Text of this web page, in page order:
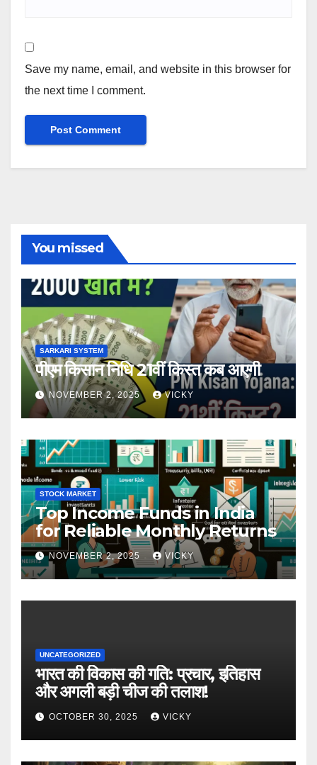
Save my name, email, and website in this browser for
the next time I comment.
You missed
SARKARI SYSTEM
पीएम किसान निधि 21वीं किस्त कब आएगी
NOVEMBER 2, 2025 VICKY
STOCK MARKET
Top Income Funds in India
for Reliable Monthly Returns
NOVEMBER 2, 2025 VICKY
UNCATEGORIZED
भारत की विकास की गति: प्रचार, इतिहास
और अगली बड़ी चीज की तलाश!
OCTOBER 30, 2025 VICKY